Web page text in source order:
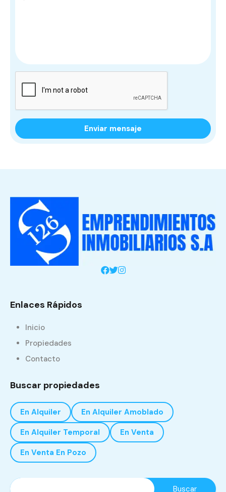
Enlaces Rápidos
Inicio
Propiedades
Contacto
Buscar propiedades
En Alquiler
En Alquiler Amoblado
En Alquiler Temporal
En Venta
En Venta En Pozo